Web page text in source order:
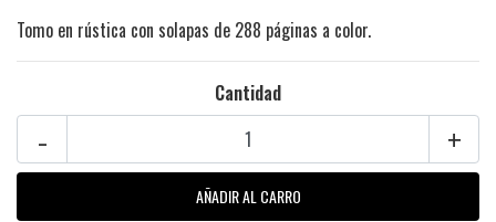
Tomo en rústica con solapas de 288 páginas a color.
Cantidad
+
-